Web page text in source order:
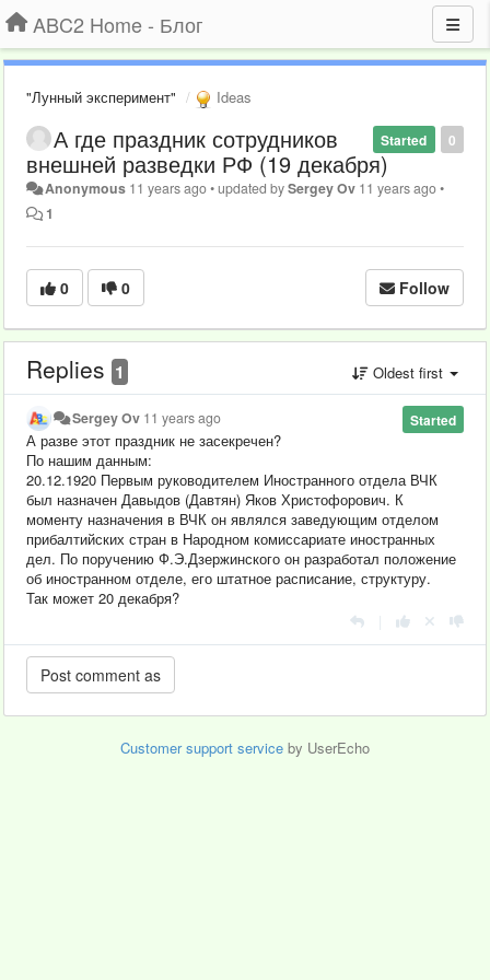
ABC2 Home - Блог
"Лунный эксперимент" Ideas
0
Started
А где праздник сотрудников
внешней разведки РФ (19 декабря)
Anonymous 11 years ago•updated bySergey Ov 11 years ago•
1
0 0 Follow
Replies 1 Oldest first
Started
Sergey Ov 11 years ago
А разве этот праздник не засекречен?
По нашим данным:
20.12.1920 Первым руководителем Иностранного отдела ВЧК
был назначен Давыдов (Давтян) Яков Христофорович. К
моменту назначения в ВЧК он являлся заведующим отделом
прибалтийских стран в Народном комиссариате иностранных
дел. По поручению Ф.Э.Дзержинского он разработал положение
об иностранном отделе, его штатное расписание, структуру.
Так может 20 декабря?
Customer support service by UserEcho